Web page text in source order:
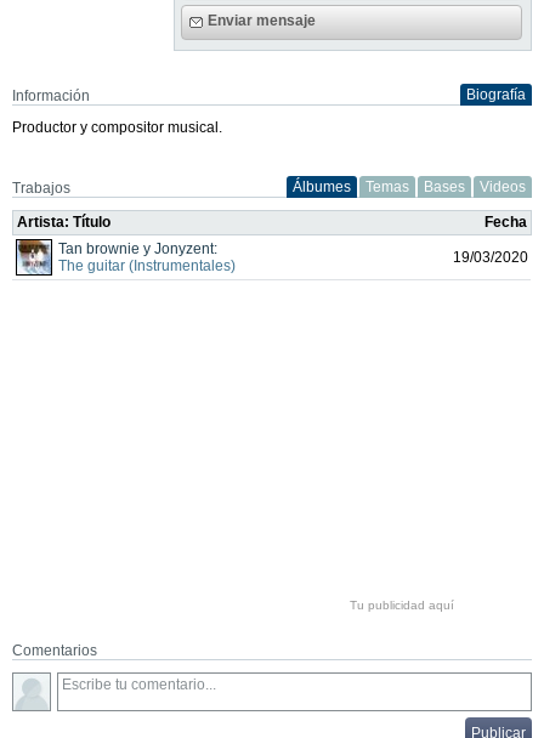
Enviar mensaje
Información
Biografía
Productor y compositor musical.
Trabajos Álbumes Temas Bases Videos
Artista: Título
Fecha
Tan brownie y Jonyzent:
The guitar (Instrumentales)
19/03/2020
Tu publicidad aquí
Comentarios